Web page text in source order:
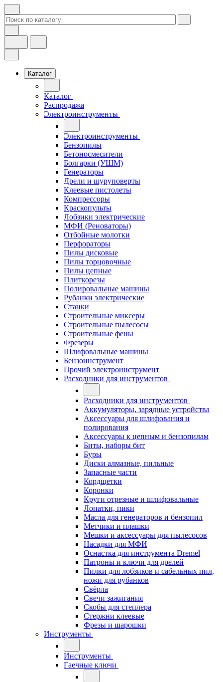
Каталог
Каталог
Распродажа
Электроинструменты
Электроинструменты
Бензопилы
Бетоносмесители
Болгарки (УШМ)
Генераторы
Дрели и шуруповерты
Клеевые пистолеты
Компрессоры
Краскопульты
Лобзики электрические
МФИ (Реноваторы)
Отбойные молотки
Перфораторы
Пилы дисковые
Пилы торцовочные
Пилы цепные
Плиткорезы
Полировальные машины
Рубанки электрические
Станки
Строительные миксеры
Строительные пылесосы
Строительные фены
Фрезеры
Шлифовальные машины
Бензоинструмент
Прочий электроинструмент
Расходники для инструментов
Расходники для инструментов
Аккумуляторы, зарядные устройства
Аксессуары для шлифования и
полирования
Аксессуары к цепным и бензопилам
Биты, наборы бит
Буры
Диски алмазные, пильные
Запасные части
Кордщетки
Коронки
Круги отрезные и шлифовальные
Лопатки, пики
Масла для генераторов и бензопил
Метчики и плашки
Мешки и аксессуары для пылесосов
Насадки для МФИ
Оснастка для инструмента Dremel
Патроны и ключи для дрелей
Пилки для лобзиков и сабельных пил,
ножи для рубанков
Свёрла
Свечи зажигания
Скобы для степлера
Стержни клеевые
Фрезы и шарошки
Инструменты
Инструменты
Гаечные ключи